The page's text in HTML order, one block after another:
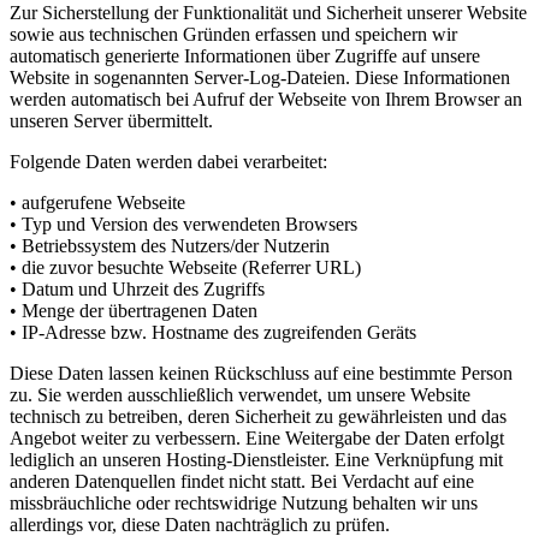
Zur Sicherstellung der Funktionalität und Sicherheit unserer Website
sowie aus technischen Gründen erfassen und speichern wir
automatisch generierte Informationen über Zugriffe auf unsere
Website in sogenannten Server-Log-Dateien. Diese Informationen
werden automatisch bei Aufruf der Webseite von Ihrem Browser an
unseren Server übermittelt.
Folgende Daten werden dabei verarbeitet:
• aufgerufene Webseite
• Typ und Version des verwendeten Browsers
• Betriebssystem des Nutzers/der Nutzerin
• die zuvor besuchte Webseite (Referrer URL)
• Datum und Uhrzeit des Zugriffs
• Menge der übertragenen Daten
• IP-Adresse bzw. Hostname des zugreifenden Geräts
Diese Daten lassen keinen Rückschluss auf eine bestimmte Person
zu. Sie werden ausschließlich verwendet, um unsere Website
technisch zu betreiben, deren Sicherheit zu gewährleisten und das
Angebot weiter zu verbessern. Eine Weitergabe der Daten erfolgt
lediglich an unseren Hosting-Dienstleister. Eine Verknüpfung mit
anderen Datenquellen findet nicht statt. Bei Verdacht auf eine
missbräuchliche oder rechtswidrige Nutzung behalten wir uns
allerdings vor, diese Daten nachträglich zu prüfen.